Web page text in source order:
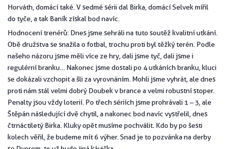
Horváth, domácí také. V sedmé sérii dal Birka, domácí Selvek mířil
do tyče, a tak Baník získal bod navíc.
Hodnocení trenérů: Dnes jsme sehráli na tuto soutěž kvalitní utkání.
Obě družstva se snažila o fotbal, trochu proti byl těžký terén. Podle
našeho názoru jsme měli více ze hry, dali jsme tyč, dali jsme i
regulérní branku… Nakonec jsme dostali po 4 utkáních branku, kluci
se dokázali vzchopit a šli za vyrovnáním. Mohli jsme vyhrát, ale dnes
proti nám stál velmi dobrý Doubek v brance a velmi robustní stoper.
Penalty jsou vždy loterií. Po třech sériích jsme prohrávali 1 – 3, ale
Štěpán následující dvě chytil, a nakonec bod navíc vystřelil, dnes
čtrnáctiletý Birka. Kluky opět musíme pochválit. Kdo by po šesti
kolech věřil, že budeme mít 6 výher. Snad je to pozvánka na derby